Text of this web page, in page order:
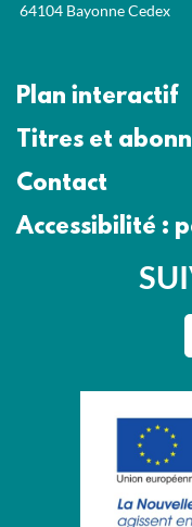
64104 Bayonne Cedex
Plan interactif
Titres et
Contact
Accessibilité :